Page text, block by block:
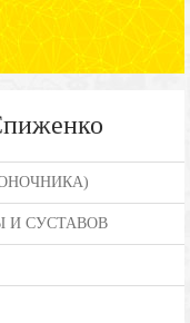
И СУСТАВОВ